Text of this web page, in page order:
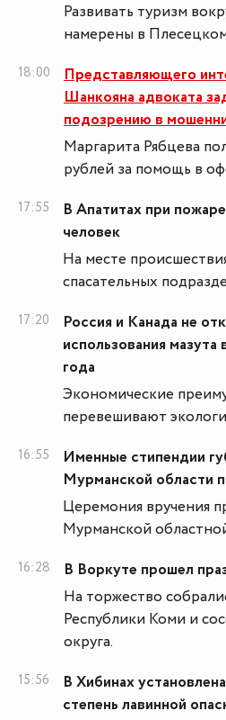
Развивать туризм
намерены в
18:00
Представляющего
Шанкояна адвоката
подозрению в
Маргарита Рябцева
рублей за помощь в
17:55
В Апатитах при
человек
На месте
спасательных
17:20
Россия и Канада не
использования
года
Экономические
перевешивают
16:55
Именные стипендии
Мурманской области
Церемония вручения
Мурманской
16:28
В Воркуте прошел
На торжество
Республики Коми и
округа.
15:56
В Хибинах
степень лавинной